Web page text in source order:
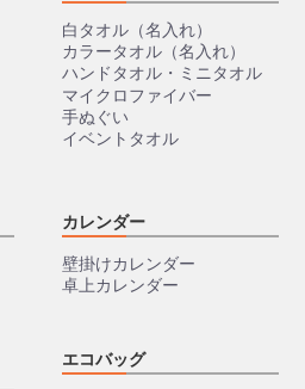
白タオル（名入れ）
カラータオル（名入れ）
ハンドタオル・ミニタオル
マイクロファイバー
手ぬぐい
イベントタオル
カレンダー
壁掛けカレンダー
卓上カレンダー
エコバッグ